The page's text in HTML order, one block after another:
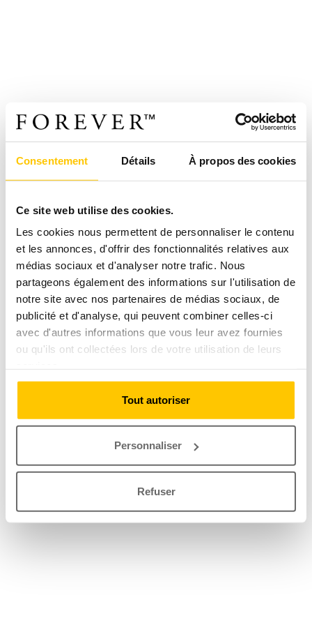
Consentement Détails À propos des cookies
Ce site web utilise des cookies.
Les cookies nous permettent de personnaliser le contenu
et les annonces, d'offrir des fonctionnalités relatives aux
médias sociaux et d'analyser notre trafic. Nous
partageons également des informations sur l'utilisation de
notre site avec nos partenaires de médias sociaux, de
publicité et d'analyse, qui peuvent combiner celles-ci
avec d'autres informations que vous leur avez fournies
ou qu'ils ont collectées lors de votre utilisation de leurs
Tout autoriser
Personnaliser
Refuser